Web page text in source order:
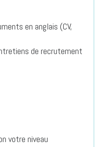
en anglais (CV,
de recrutement
votre niveau